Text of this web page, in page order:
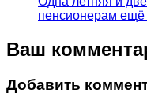
пенсионерам ещё
Ваш
Добавить